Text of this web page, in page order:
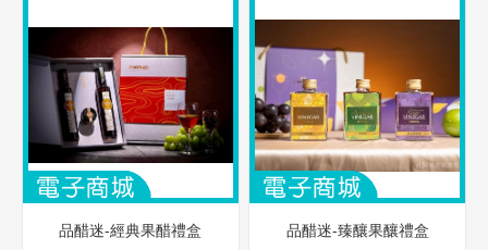
品醋迷-經典果醋禮盒 品醋迷-臻釀果釀禮盒